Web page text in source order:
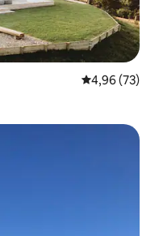
Vidutinis
4,96 (73)